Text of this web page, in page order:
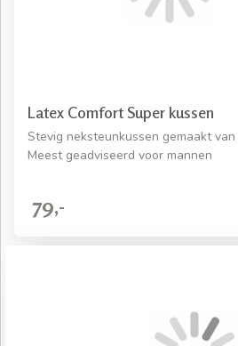
Latex Comfort Super kussen
Stevig neksteunkussen gemaakt
Meest geadviseerd voor mannen
79,-